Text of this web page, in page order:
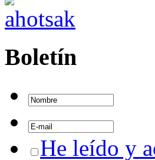
Boletín
He leído y